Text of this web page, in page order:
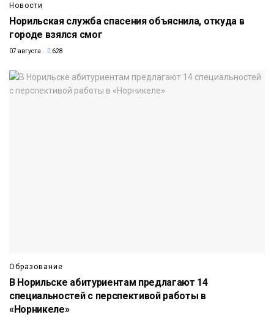
Новости
Норильская служба спасения объяснила, откуда в
городе взялся смог
07 августа 628
Образование
В Норильске абитуриентам предлагают 14
специальностей с перспективой работы в
«Норникеле»